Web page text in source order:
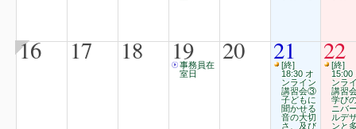
16 17 18 19
事務員在
室日
20 21
[終]
18:30 オ
ンライン
講習会③
子どもに
聞かせる
音の大切
さ、及び
22
[終]
15:00
ンラ
講習
学び
ニバ
ルデ
ンと